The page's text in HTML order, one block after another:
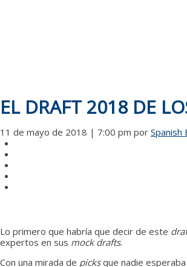
EL DRAFT 2018 DE
11 de mayo de 2018 | 7:00 pm por Spanish
Lo primero que habría que decir de este
expertos en sus mock drafts.
Con una mirada de picksque nadie esperaba